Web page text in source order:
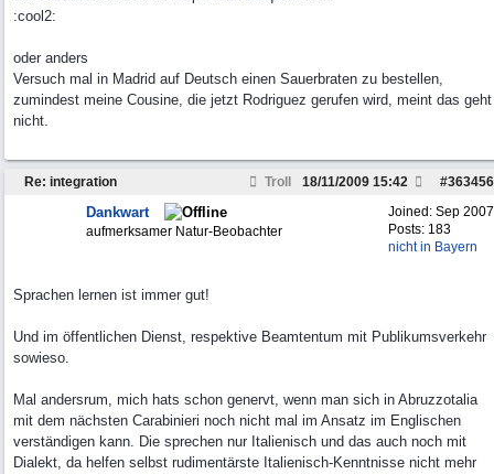
:cool2:
oder anders
Versuch mal in Madrid auf Deutsch einen Sauerbraten zu bestellen,
zumindest meine Cousine, die jetzt Rodriguez gerufen wird, meint das geht
nicht.
Re: integration Troll #363456
18/11/2009 15:42
Joined: Sep 2007
Posts: 183
nicht in Bayern
Dankwart
aufmerksamer Natur-Beobachter
Sprachen lernen ist immer gut!
Und im öffentlichen Dienst, respektive Beamtentum mit Publikumsverkehr
sowieso.
Mal andersrum, mich hats schon genervt, wenn man sich in Abruzzotalia
mit dem nächsten Carabinieri noch nicht mal im Ansatz im Englischen
verständigen kann. Die sprechen nur Italienisch und das auch noch mit
Dialekt, da helfen selbst rudimentärste Italienisch-Kenntnisse nicht mehr